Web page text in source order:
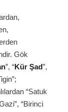
Gök
”, “Kür Şad”,
“Satuk
“Birinci